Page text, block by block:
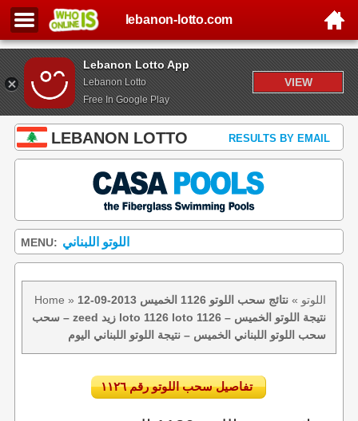
Lebanon Lotto App
Lebanon Lotto
Free In Google Play
VIEW
lebanon-lotto.com
LEBANON LOTTO RESULTS BY EMAIL
MENU: اللوتو اللبناني
Home » اللوتو »
نتائج سحب اللوتو 1126 الخميس 2013-09-12
– سحب zeed زيد loto 1126 loto 1126 نتيجة اللوتو الخميس –
سحب اللوتو اللبناني الخميس – نتيجة اللوتو اللبناني اليوم
تفاصيل سحب اللوتو رقم ١١٢٦